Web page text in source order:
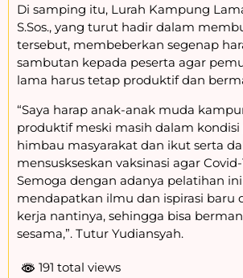
Di samping itu, Lurah Kampung
S.Sos., yang turut hadir dalam
tersebut, membeberkan segenap
sambutan kepada peserta agar
lama harus tetap produktif dan
“Saya harap anak-anak muda
produktif meski masih dalam
himbau masyarakat dan ikut serta
mensuskseskan vaksinasi agar
Semoga dengan adanya pelatihan
mendapatkan ilmu dan ispirasi baru
kerja nantinya, sehingga bisa
sesama,”. Tutur Yudiansyah.
191 total views